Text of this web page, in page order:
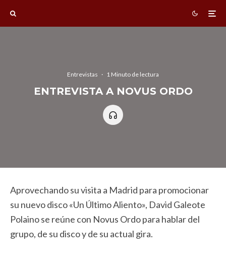
Entrevistas · 1 Minuto de lectura
ENTREVISTA A NOVUS ORDO
Aprovechando su visita a Madrid para promocionar
su nuevo disco «Un Último Aliento», David Galeote
Polaino se reúne con Novus Ordo para hablar del
grupo, de su disco y de su actual gira.